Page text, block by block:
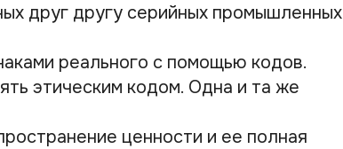
друг другу серийных промышленных
реального с помощью кодов.
этическим кодом. Одна и та же
ценности и ее полная